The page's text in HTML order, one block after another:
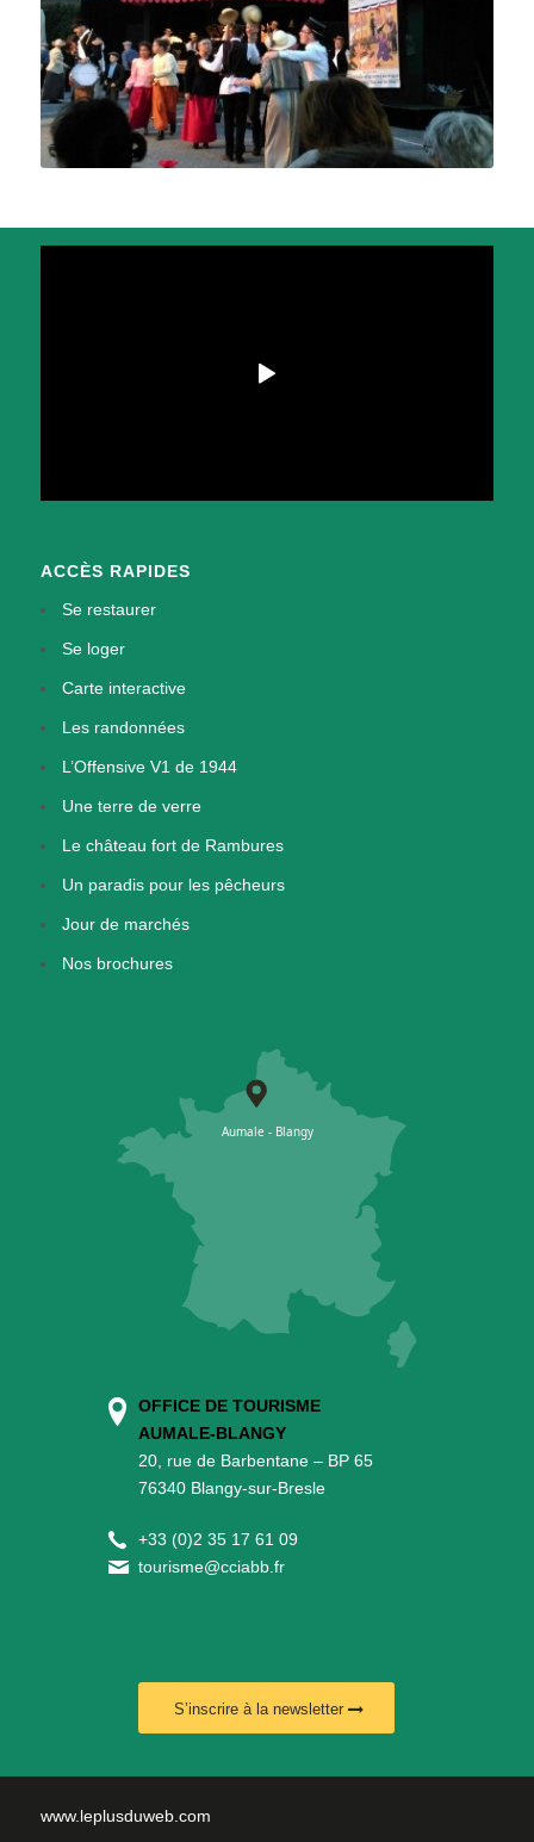
ACCÈS RAPIDES
Se restaurer
Se loger
Carte interactive
Les randonnées
L’Offensive V1 de 1944
Une terre de verre
Le château fort de Rambures
Un paradis pour les pêcheurs
Jour de marchés
Nos brochures
OFFICE DE TOURISME
AUMALE-BLANGY
20, rue de Barbentane – BP 65
76340 Blangy-sur-Bresle
+33 (0)2 35 17 61 09
tourisme@cciabb.fr
S’inscrire à la newsletter
www.leplusduweb.com